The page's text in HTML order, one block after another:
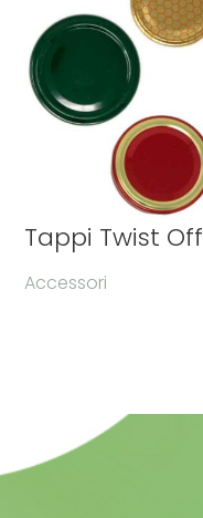
Tappi Twist Off
Accessori